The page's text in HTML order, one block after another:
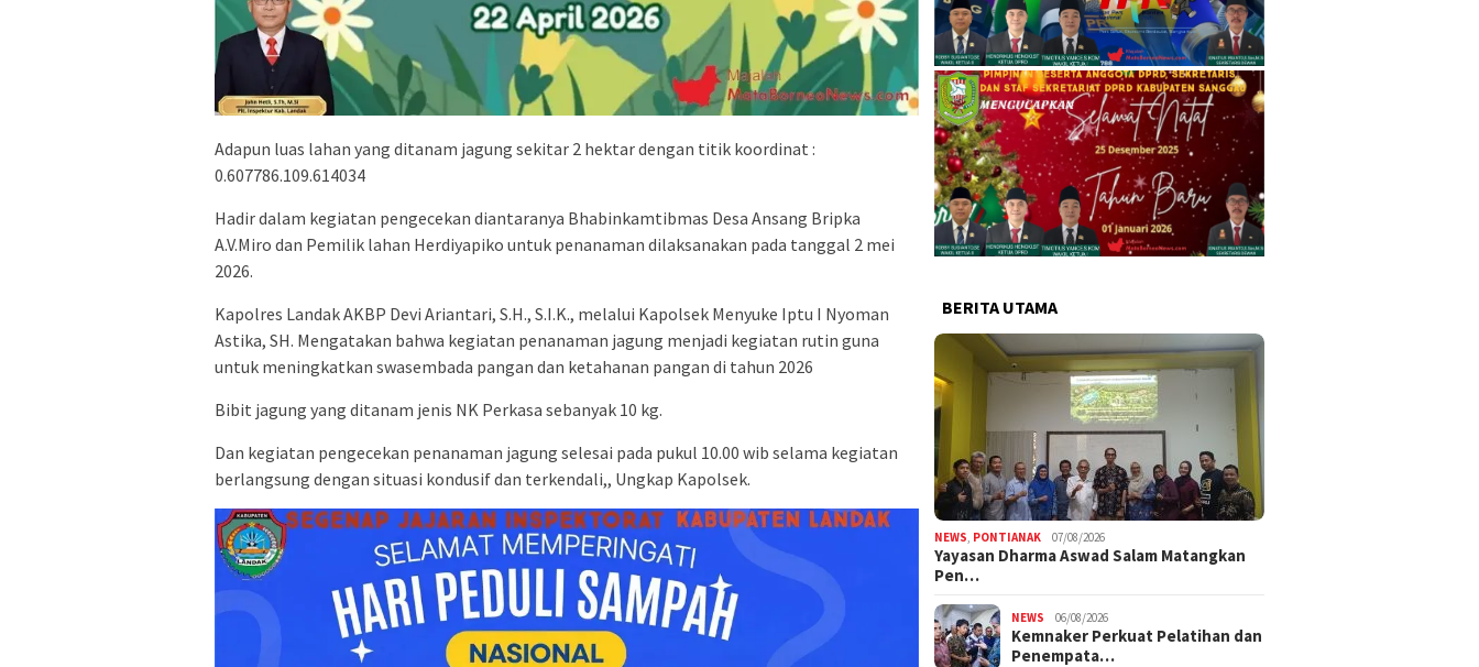
Adapun luas lahan yang ditanam jagung sekitar 2 hektar dengan titik koordinat :
0.607786.109.614034
Hadir dalam kegiatan pengecekan diantaranya Bhabinkamtibmas Desa Ansang Bripka
A.V.Miro dan Pemilik lahan Herdiyapiko untuk penanaman dilaksanakan pada tanggal 2 mei
2026.
Kapolres Landak AKBP Devi Ariantari, S.H., S.I.K., melalui Kapolsek Menyuke Iptu I Nyoman
Astika, SH. Mengatakan bahwa kegiatan penanaman jagung menjadi kegiatan rutin guna
untuk meningkatkan swasembada pangan dan ketahanan pangan di tahun 2026
Bibit jagung yang ditanam jenis NK Perkasa sebanyak 10 kg.
Dan kegiatan pengecekan penanaman jagung selesai pada pukul 10.00 wib selama kegiatan
berlangsung dengan situasi kondusif dan terkendali,, Ungkap Kapolsek.
BERITA UTAMA
NEWS PONTIANAK 07/08/2026
Yayasan Dharma Aswad Salam Matangkan
Pen…
NEWS 06/08/2026
Kemnaker Perkuat Pelatihan dan
Penempata…